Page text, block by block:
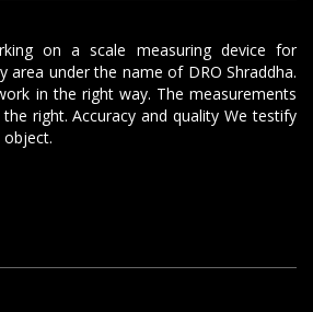
on a scale measuring device for
area under the name of DRO Shraddha.
in the right way. The measurements
right. Accuracy and quality We testify